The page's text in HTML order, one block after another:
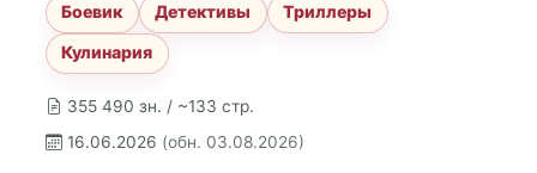
355 490 зн. / ~133 стр.
16.06.2026 (обн. 03.08.2026)
Боевик Детективы
Триллеры
Кулинария